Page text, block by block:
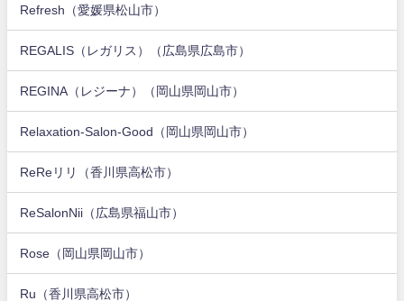
Refresh（愛媛県松山市）
REGALIS（レガリス）（広島県広島市）
REGINA（レジーナ）（岡山県岡山市）
Relaxation-Salon-Good（岡山県岡山市）
ReReリリ（香川県高松市）
ReSalonNii（広島県福山市）
Rose（岡山県岡山市）
Ru（香川県高松市）